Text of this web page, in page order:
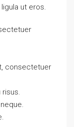
ut eros.
consectetuer